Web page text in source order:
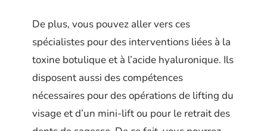
De plus, vous pouvez aller vers ces
spécialistes pour des interventions liées à la
toxine botulique et à l’acide hyaluronique. Ils
disposent aussi des compétences
nécessaires pour des opérations de lifting du
visage et d’un mini-lift ou pour le retrait des